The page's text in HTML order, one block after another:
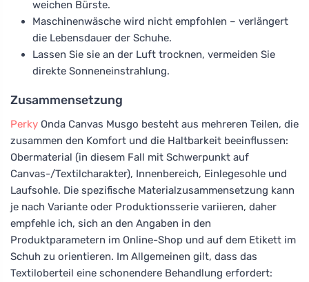
weichen Bürste.
Maschinenwäsche wird nicht empfohlen – verlängert
die Lebensdauer der Schuhe.
Lassen Sie sie an der Luft trocknen, vermeiden Sie
direkte Sonneneinstrahlung.
Zusammensetzung
Perky Onda Canvas Musgo besteht aus mehreren Teilen, die
zusammen den Komfort und die Haltbarkeit beeinflussen:
Obermaterial (in diesem Fall mit Schwerpunkt auf
Canvas-/Textilcharakter), Innenbereich, Einlegesohle und
Laufsohle. Die spezifische Materialzusammensetzung kann
je nach Variante oder Produktionsserie variieren, daher
empfehle ich, sich an den Angaben in den
Produktparametern im Online-Shop und auf dem Etikett im
Schuh zu orientieren. Im Allgemeinen gilt, dass das
Textiloberteil eine schonendere Behandlung erfordert: